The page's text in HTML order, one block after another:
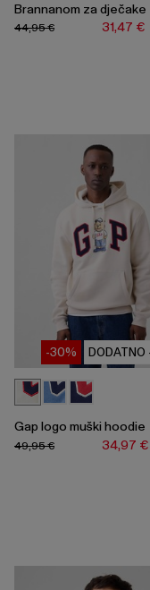
Brannanom za dječake
31,47 €
44,95 €
-30%
Gap logo muški hoodie
34,97 €
49,95 €